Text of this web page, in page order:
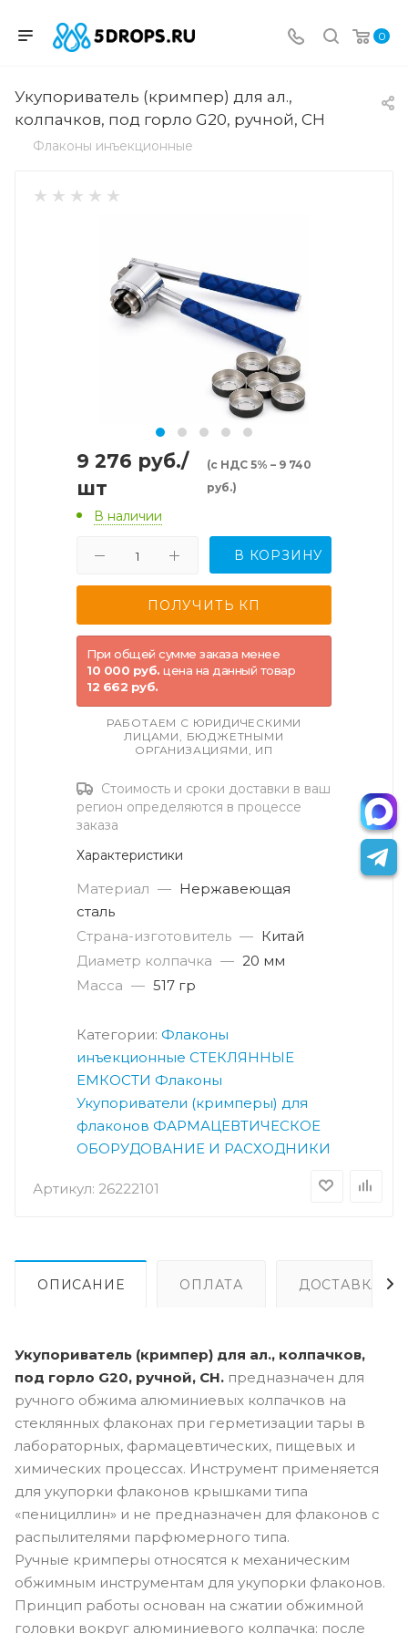
0
Укупориватель (кримпер) для ал.,
колпачков, под горло G20, ручной, CH
Флаконы инъекционные
Артикул: 26222101
9 276 руб./
шт
(с НДС 5% – 9 740
руб.)
В наличии
В КОРЗИНУ
При общей сумме заказа менее
10 000 руб. цена на данный товар
12 662 руб.
РАБОТАЕМ С ЮРИДИЧЕСКИМИ
ЛИЦАМИ, БЮДЖЕТНЫМИ
ОРГАНИЗАЦИЯМИ, ИП
Стоимость и сроки доставки в ваш
регион определяются в процессе
заказа
Характеристики
Материал — Нержавеющая
сталь
Страна-изготовитель — Китай
Диаметр колпачка — 20 мм
Масса — 517 гр
Категории: Флаконы
инъекционные СТЕКЛЯННЫЕ
ЕМКОСТИ Флаконы
Укупориватели (кримперы) для
флаконов ФАРМАЦЕВТИЧЕСКОЕ
ОБОРУДОВАНИЕ И РАСХОДНИКИ
ОПИСАНИЕ ОПЛАТА ДОСТАВКА
Укупориватель (кримпер) для ал., колпачков,
под горло G20, ручной, CH. предназначен для
ручного обжима алюминиевых колпачков на
стеклянных флаконах при герметизации тары в
лабораторных, фармацевтических, пищевых и
химических процессах. Инструмент применяется
для укупорки флаконов крышками типа
«пенициллин» и не предназначен для флаконов с
распылителями парфюмерного типа.
Ручные кримперы относятся к механическим
обжимным инструментам для укупорки флаконов.
Принцип работы основан на сжатии обжимной
головки вокруг алюминиевого колпачка: после